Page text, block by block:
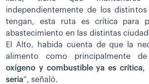
independientemente de los
tengan, esta ruta es crítica para
abastecimiento en las distintas
El Alto, habida cuenta de que la
alimento como principalmente
oxígeno y combustible ya es crítica,
seria”, señaló.